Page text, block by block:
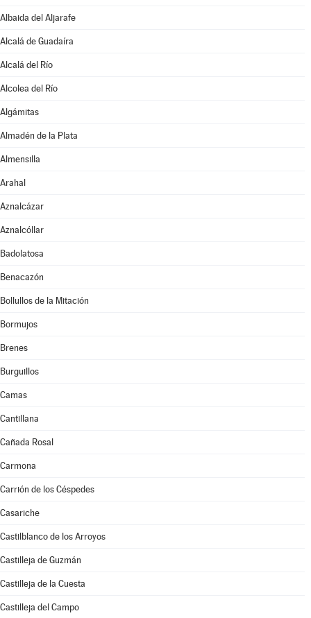
Albaida del Aljarafe
Alcalá de Guadaíra
Alcalá del Río
Alcolea del Río
Algámitas
Almadén de la Plata
Almensilla
Arahal
Aznalcázar
Aznalcóllar
Badolatosa
Benacazón
Bollullos de la Mitación
Bormujos
Brenes
Burguillos
Camas
Cantillana
Cañada Rosal
Carmona
Carrión de los Céspedes
Casariche
Castilblanco de los Arroyos
Castilleja de Guzmán
Castilleja de la Cuesta
Castilleja del Campo